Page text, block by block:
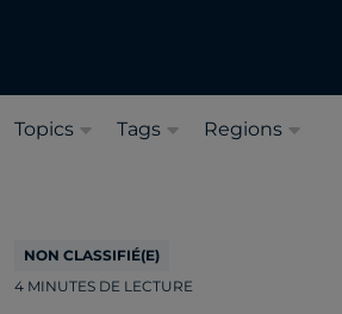
Topics Tags Regions
NON CLASSIFIÉ(E)
4 MINUTES DE LECTURE